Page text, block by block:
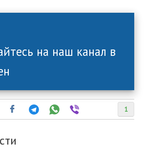
на наш канал в
1